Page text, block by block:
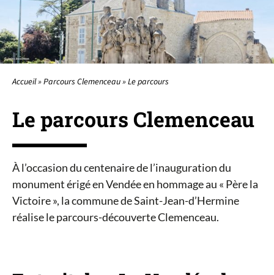
LE PARCOURS
LA PLACE CLEMENCEAU
AU FIL DU TEMPS
INFOS & CONTACT
Accueil»Parcours Clemenceau»Le parcours
Le parcours Clemenceau
À l’occasion du centenaire de l’inauguration du
monument érigé en Vendée en hommage au « Père la
Victoire », la commune de Saint-Jean-d’Hermine
réalise le parcours-découverte Clemenceau.